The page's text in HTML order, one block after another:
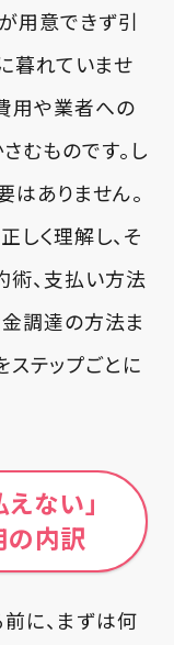
用意できず引
暮れていませ
用や業者への
むものです。し
はありません。
しく理解し、そ
、支払い方法
調達の方法ま
ステップごとに
ない」
の内訳
に、まずは何